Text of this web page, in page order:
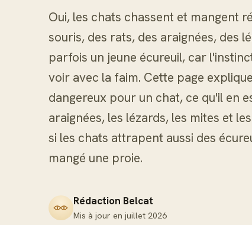
Oui, les chats chassent et mangent
souris, des rats, des araignées, des
parfois un jeune écureuil, car
voir avec la faim. Cette page
dangereux pour un chat, ce qu'il en
araignées, les lézards, les mites et
si les chats attrapent aussi des
mangé une proie.
Rédaction Belcat
Mis à jour en juillet 2026